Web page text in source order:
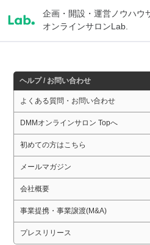
企画・開設・運営ノウハウ
オンラインサロンLab.
ヘルプ / お問い合わせ
よくある質問・お問い合わせ
DMMオンラインサロン Topへ
初めての方はこちら
メールマガジン
会社概要
事業提携・事業譲渡(M&A)
プレスリリース